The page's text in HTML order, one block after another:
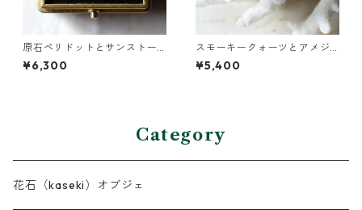
原石ペリドットとサンストー
ンのプチピアス
¥6,300
スモーキークォーツとアメジ
ストの真鍮3連バングル
¥5,400
Category
花石（kaseki）オブジェ